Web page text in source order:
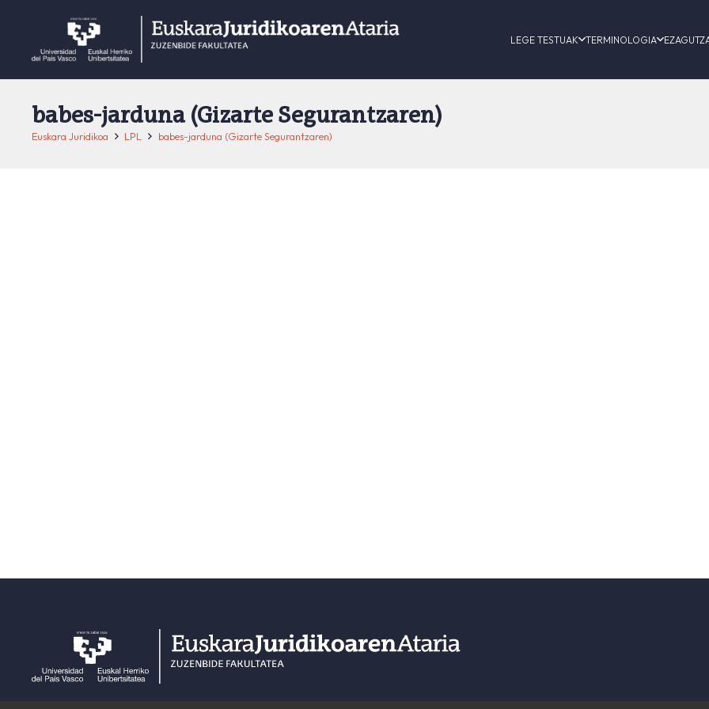
LEGE TESTUAK TERMINOLOGIA
babes-jarduna (Gizarte Segurantzaren)
Euskara Juridikoa LPL babes-jarduna (Gizarte Segurantzaren)